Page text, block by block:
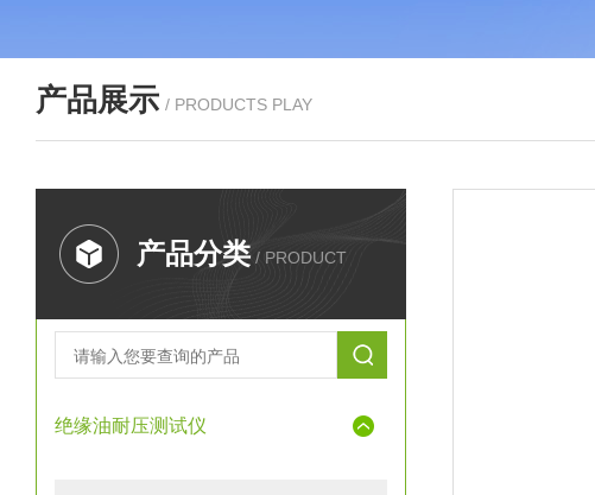
产品展示 / PRODUCTS PLAY
产品分类 / PRODUCT
绝缘油耐压测试仪